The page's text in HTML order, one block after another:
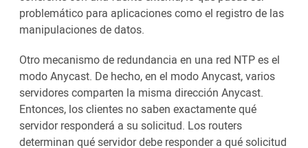
problemático para aplicaciones como el registro de las
manipulaciones de datos.
Otro mecanismo de redundancia en una red NTP es el
modo Anycast. De hecho, en el modo Anycast, varios
servidores comparten la misma dirección Anycast.
Entonces, los clientes no saben exactamente qué
servidor responderá a su solicitud. Los routers
determinan qué servidor debe responder a qué solicitud